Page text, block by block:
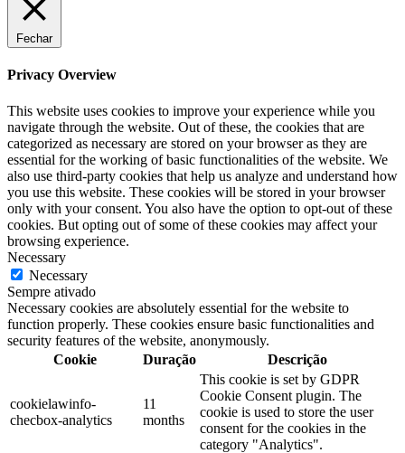
Fechar
Privacy Overview
This website uses cookies to improve your experience while you
navigate through the website. Out of these, the cookies that are
categorized as necessary are stored on your browser as they are
essential for the working of basic functionalities of the website. We
also use third-party cookies that help us analyze and understand how
you use this website. These cookies will be stored in your browser
only with your consent. You also have the option to opt-out of these
cookies. But opting out of some of these cookies may affect your
browsing experience.
Necessary
Necessary
Sempre ativado
Necessary cookies are absolutely essential for the website to
function properly. These cookies ensure basic functionalities and
security features of the website, anonymously.
Cookie
Duração Descrição
cookielawinfo-
checbox-analytics
11
months
This cookie is set by GDPR
Cookie Consent plugin. The
cookie is used to store the user
consent for the cookies in the
category "Analytics".